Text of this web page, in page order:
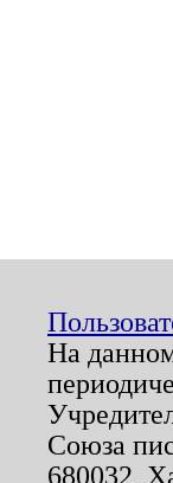
На
Союза
680032,